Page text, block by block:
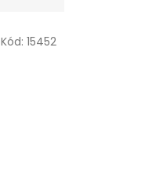
Kód: 15452